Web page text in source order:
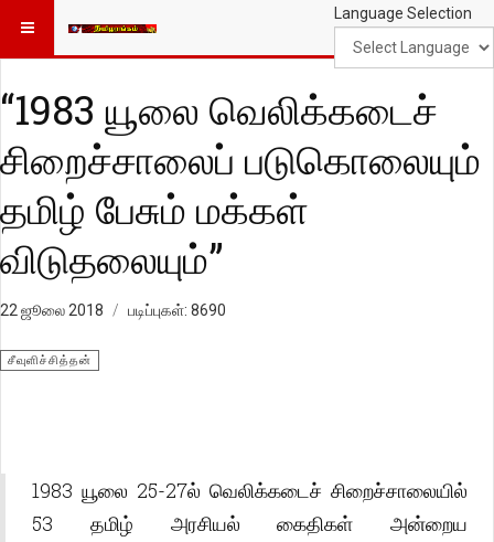
Language Selection
“1983 யூலை வெலிக்கடைச்
சிறைச்சாலைப் படுகொலையும்
தமிழ் பேசும் மக்கள்
விடுதலையும்”
22 ஜூலை 2018 படிப்புகள்: 8690
சீவுளிச்சித்தன்
1983 யூலை 25-27ல் வெலிக்கடைச் சிறைச்சாலையில்
53 தமிழ் அரசியல் கைதிகள் அன்றைய